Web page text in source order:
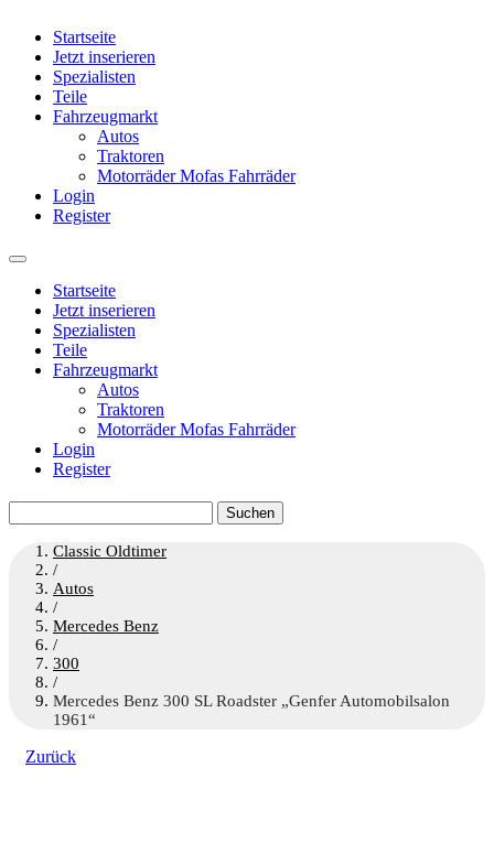
Startseite
Jetzt inserieren
Spezialisten
Teile
Fahrzeugmarkt
Autos
Traktoren
Motorräder Mofas Fahrräder
Login
Register
Startseite
Jetzt inserieren
Spezialisten
Teile
Fahrzeugmarkt
Autos
Traktoren
Motorräder Mofas Fahrräder
Login
Register
nach:
Classic Oldtimer
/
Autos
/
Mercedes Benz
/
300
/
Mercedes Benz 300 SL Roadster „Genfer Automobilsalon
1961“
Zurück